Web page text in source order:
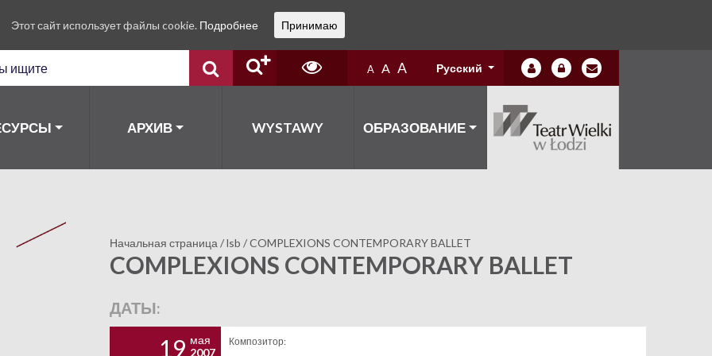
A A A Русский
АРХИВ WYSTAWY ОБРАЗОВАНИЕ
Начальная страница /lsb /COMPLEXIONS CONTEMPORARY BALLET
COMPLEXIONS CONTEMPORARY BALLET
ДАТЫ:
19 мая
2007
Композитор:
Этот сайт использует файлы cookie. Подробнее Принимаю